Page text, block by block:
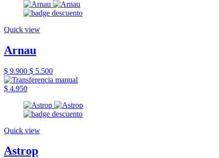
Quick view
Arnau
$ 9.900 $ 5.500
$ 4.950
Quick view
Astrop